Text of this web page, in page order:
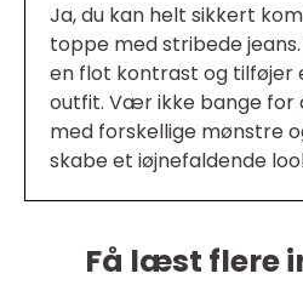
Ja, du kan helt sikkert
toppe med stribede
en flot kontrast og tilføjer
outfit. Vær ikke bange for
med forskellige mønstre
skabe et iøjnefaldende
Få læst flere